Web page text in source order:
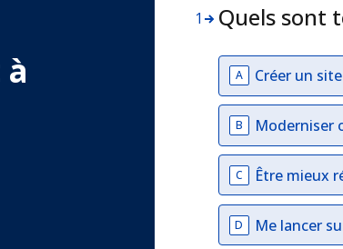
1 Quels sont
A Créer un
B Moderniser
C Être mieux
D
Me lancer